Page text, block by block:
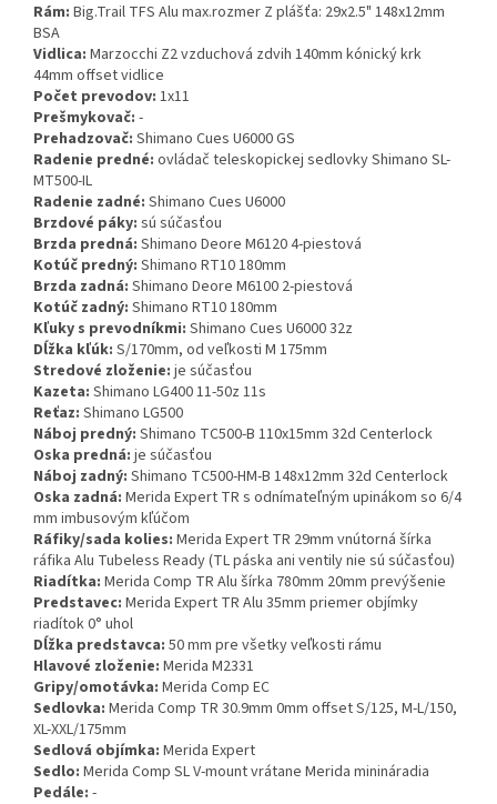
Rám: Big.Trail TFS Alu max.rozmer Z plášťa: 29x2.5" 148x12mm
BSA
Vidlica: Marzocchi Z2 vzduchová zdvih 140mm kónický krk
44mm offset vidlice
Počet prevodov: 1x11
Prešmykovač: -
Prehadzovač: Shimano Cues U6000 GS
Radenie predné: ovládač teleskopickej sedlovky Shimano SL-
MT500-IL
Radenie zadné: Shimano Cues U6000
Brzdové páky: sú súčasťou
Brzda predná: Shimano Deore M6120 4-piestová
Kotúč predný: Shimano RT10 180mm
Brzda zadná: Shimano Deore M6100 2-piestová
Kotúč zadný: Shimano RT10 180mm
Kľuky s prevodníkmi: Shimano Cues U6000 32z
Dĺžka kľúk: S/170mm, od veľkosti M 175mm
Stredové zloženie: je súčasťou
Kazeta: Shimano LG400 11-50z 11s
Reťaz: Shimano LG500
Náboj predný: Shimano TC500-B 110x15mm 32d Centerlock
Oska predná: je súčasťou
Náboj zadný: Shimano TC500-HM-B 148x12mm 32d Centerlock
Oska zadná: Merida Expert TR s odnímateľným upinákom so 6/4
mm imbusovým kľúčom
Ráfiky/sada kolies: Merida Expert TR 29mm vnútorná šírka
ráfika Alu Tubeless Ready (TL páska ani ventily nie sú súčasťou)
Riadítka: Merida Comp TR Alu šírka 780mm 20mm prevýšenie
Predstavec: Merida Expert TR Alu 35mm priemer objímky
riadítok 0° uhol
Dĺžka predstavca: 50 mm pre všetky veľkosti rámu
Hlavové zloženie: Merida M2331
Gripy/omotávka: Merida Comp EC
Sedlovka: Merida Comp TR 30.9mm 0mm offset S/125, M-L/150,
XL-XXL/175mm
Sedlová objímka: Merida Expert
Sedlo: Merida Comp SL V-mount vrátane Merida minináradia
Pedále: -